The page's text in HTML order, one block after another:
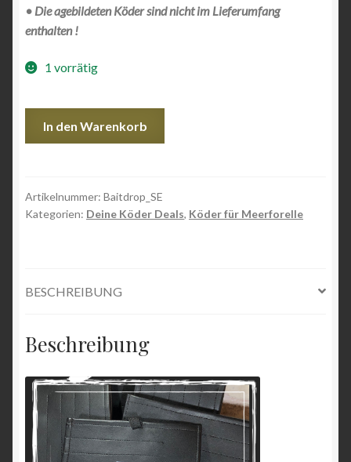
• Die agebildeten Köder sind nicht im Lieferumfang
enthalten !
1 vorrätig
In den Warenkorb
Artikelnummer: Baitdrop_SE
Kategorien: Deine Köder Deals, Köder für Meerforelle
BESCHREIBUNG
Beschreibung